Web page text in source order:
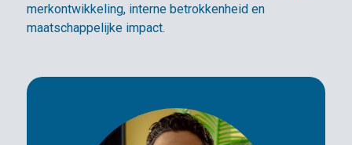
merkontwikkeling, interne betrokkenheid en
maatschappelijke impact.